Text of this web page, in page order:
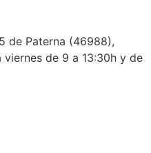
de Paterna (46988),
viernes de 9 a 13:30h y de